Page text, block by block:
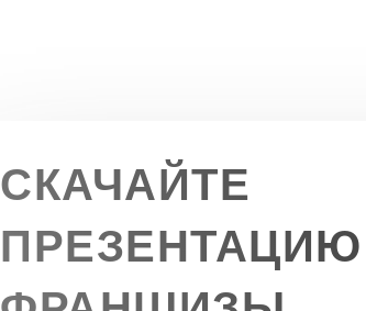
СКАЧАЙТЕ
ПРЕЗЕНТАЦИЮ